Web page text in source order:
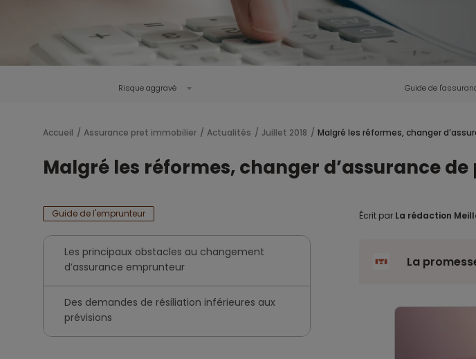
Risque aggravé Guide de l'
Accueil Assurance pret immobilier Actualités Juillet 2018 Malgré les réformes, changer
Malgré les réformes, changer d’assurance
Guide de l'emprunteur
Les principaux obstacles au changement
d’assurance emprunteur
Des demandes de résiliation inférieures aux
prévisions
Écrit par La rédaction
La